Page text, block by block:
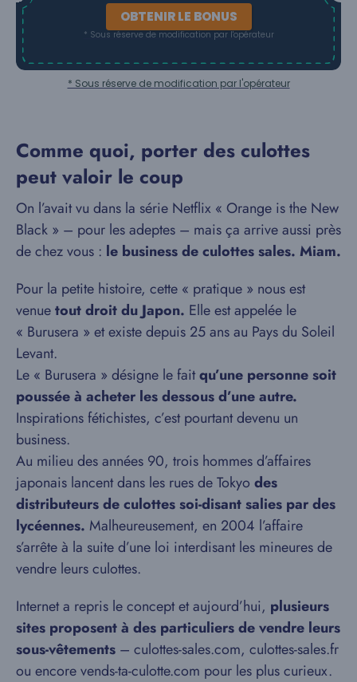
OBTENIR LE BONUS
* Sous réserve de modification par l'opérateur
* Sous réserve de modification par l'opérateur
Comme quoi, porter des culottes
peut valoir le coup
On l’avait vu dans la série Netflix « Orange is the New
Black » – pour les adeptes – mais ça arrive aussi près
de chez vous : le business de culottes sales. Miam.
Pour la petite histoire, cette « pratique » nous est
venuetout droit du Japon. Elle est appelée le
« Burusera » et existe depuis 25 ans au Pays du Soleil
Levant.
Le « Burusera » désigne le faitqu’une personne soit
poussée à acheter les dessous d’une autre.
Inspirations fétichistes, c’est pourtant devenu un
business.
Au milieu des années 90, trois hommes d’affaires
japonais lancent dans les rues de Tokyo des
distributeurs de culottes soi-disant salies par des
lycéennes. Malheureusement, en 2004 l’affaire
s’arrête à la suite d’une loi interdisant les mineures de
vendre leurs culottes.
Internet a repris le concept et aujourd’hui, plusieurs
sites proposent à des particuliers de vendre leurs
sous-vêtements – culottes-sales.com, culottes-sales.fr
ou encore vends-ta-culotte.com pour les plus curieux.